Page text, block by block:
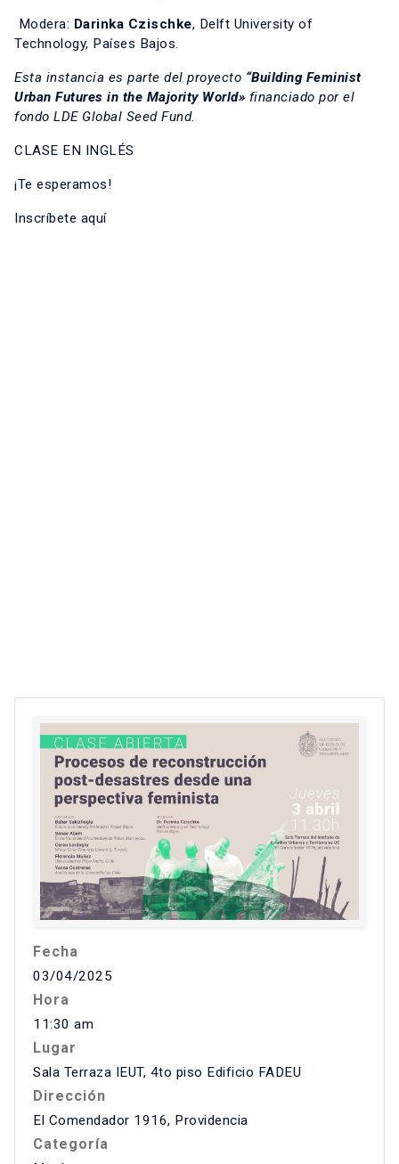
Modera: Darinka Czischke, Delft University of
Technology, Países Bajos.
Esta instancia es parte del proyecto “Building Feminist
Urban Futures in the Majority World» financiado por el
fondo LDE Global Seed Fund.
CLASE EN INGLÉS
¡Te esperamos!
Inscríbete aquí
Fecha
03/04/2025
Hora
11:30 am
Lugar
Sala Terraza IEUT, 4to piso Edificio FADEU
Dirección
El Comendador 1916, Providencia
Categoría